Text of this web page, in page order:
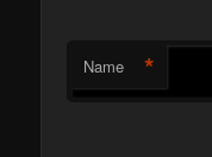
Name *